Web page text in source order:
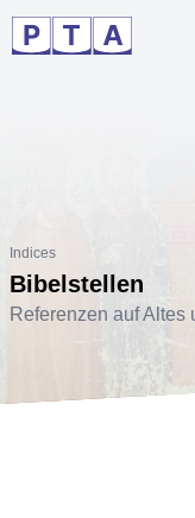
Indices
Bibelstellen
Referenzen auf Altes